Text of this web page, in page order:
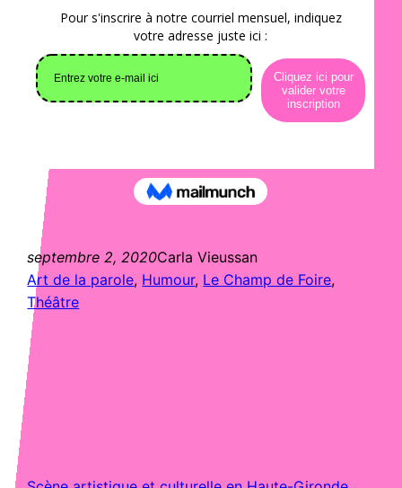
septembre 2, 2020Carla Vieussan
Art de la parole, Humour, Le Champ de Foire
Théâtre